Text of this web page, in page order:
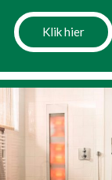
Klik hier